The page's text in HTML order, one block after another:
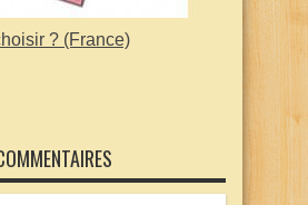
? (France)